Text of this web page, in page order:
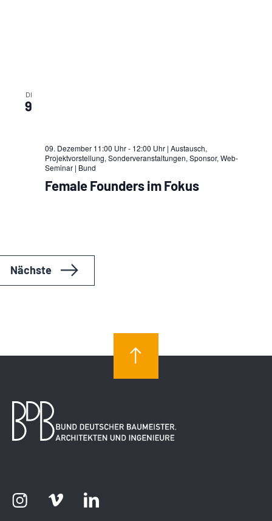
DI
9
09. Dezember 11:00 Uhr - 12:00 Uhr | Austausch,
Projektvorstellung, Sonderveranstaltungen, Sponsor, Web-
Seminar | Bund
Female Founders im Fokus
NächsteVeranstaltungen